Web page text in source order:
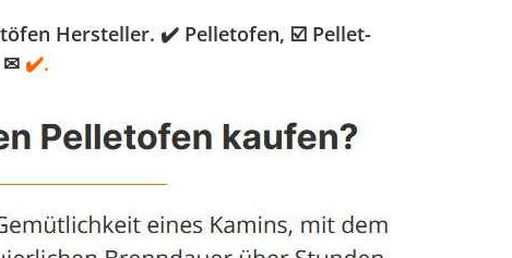
Hersteller. ✔️ Pelletofen, ☑️ Pellet-
✉ ✔️.